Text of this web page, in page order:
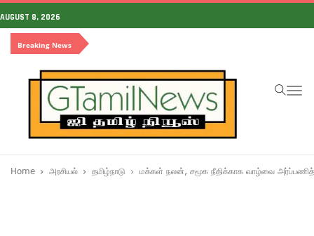
AUGUST 8, 2026
Breaking News
Home அரசியல் தமிழ்நாடு மக்கள் நலன், சமூக நீதிக்காக வாழ்வை